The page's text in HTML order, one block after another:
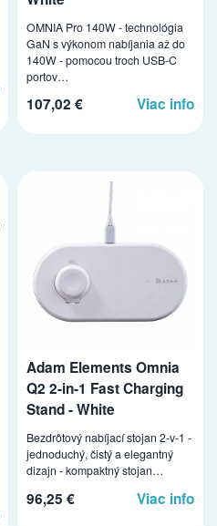
OMNIA Pro 140W - technológia
GaN s výkonom nabíjania až do
140W - pomocou troch USB-C
portov…
107,02 € Viac info
Adam Elements Omnia
Q2 2-in-1 Fast Charging
Stand - White
Bezdrôtový nabíjací stojan 2-v-1 -
jednoduchý, čistý a elegantný
dizajn - kompaktný stojan…
96,25 € Viac info